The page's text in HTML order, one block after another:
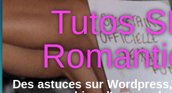
Tutos
Des astuces sur